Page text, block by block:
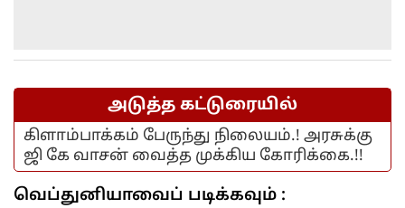
அடுத்த கட்டுரையில்
கிளாம்பாக்கம் பேருந்து நிலையம்.! அரசுக்கு
ஜி கே வாசன் வைத்த முக்கிய கோரிக்கை.!!
வெப்துனியாவைப் படிக்கவும் :